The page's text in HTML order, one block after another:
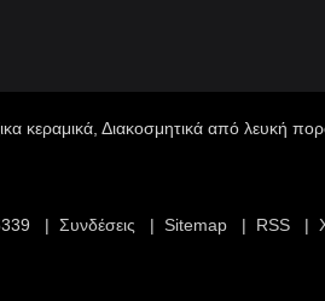
πάτο που
Διακοσμητικά από λευκή
| Συνδέσεις | Sitemap | RSS |